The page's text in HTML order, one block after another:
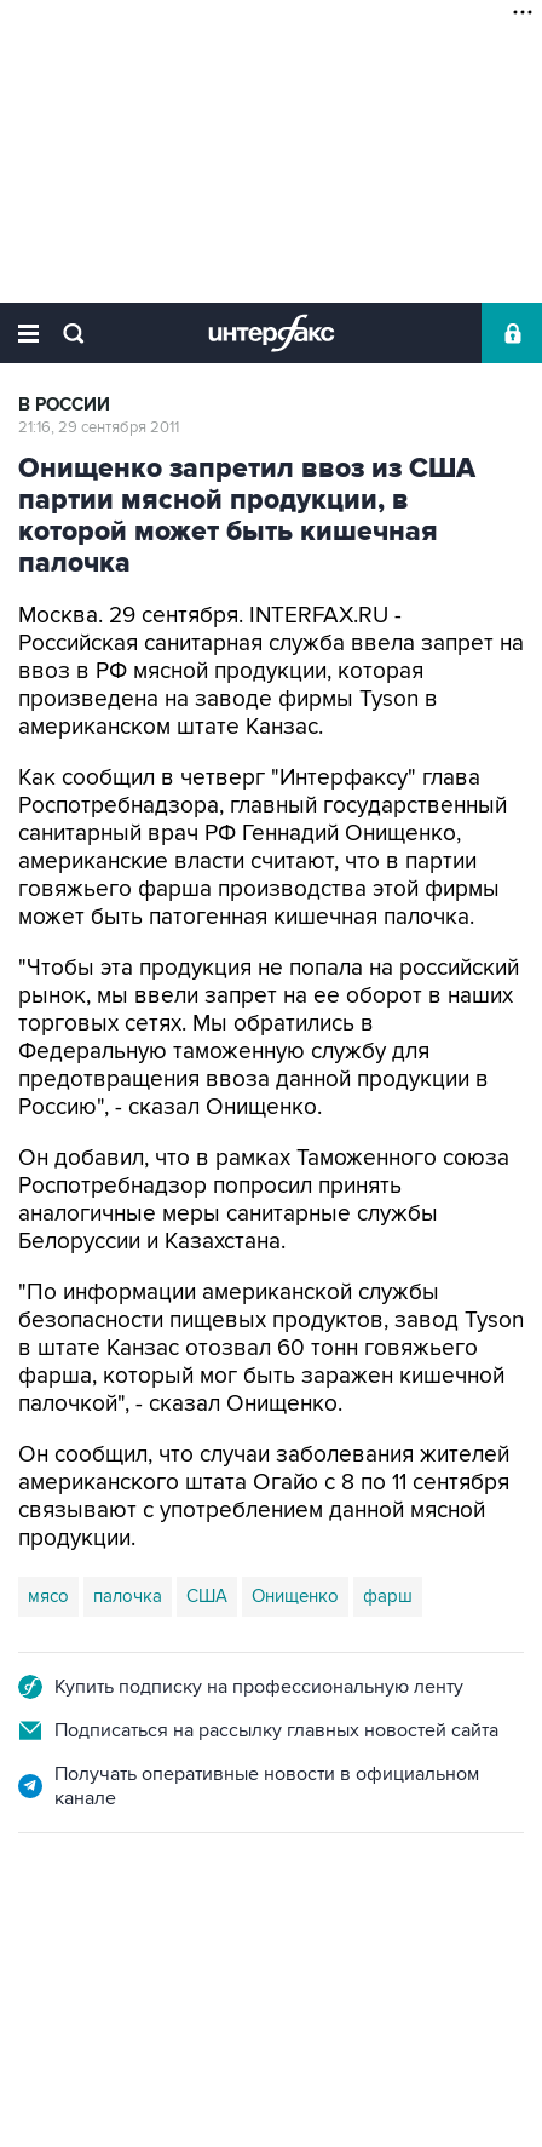
В РОССИИ
21:16, 29 сентября 2011
Онищенко запретил ввоз из США
партии мясной продукции, в
которой может быть кишечная
палочка
Москва. 29 сентября. INTERFAX.RU -
Российская санитарная служба ввела запрет на
ввоз в РФ мясной продукции, которая
произведена на заводе фирмы Tyson в
американском штате Канзас.
Как сообщил в четверг "Интерфаксу" глава
Роспотребнадзора, главный государственный
санитарный врач РФ Геннадий Онищенко,
американские власти считают, что в партии
говяжьего фарша производства этой фирмы
может быть патогенная кишечная палочка.
"Чтобы эта продукция не попала на российский
рынок, мы ввели запрет на ее оборот в наших
торговых сетях. Мы обратились в
Федеральную таможенную службу для
предотвращения ввоза данной продукции в
Россию", - сказал Онищенко.
Он добавил, что в рамках Таможенного союза
Роспотребнадзор попросил принять
аналогичные меры санитарные службы
Белоруссии и Казахстана.
"По информации американской службы
безопасности пищевых продуктов, завод Tyson
в штате Канзас отозвал 60 тонн говяжьего
фарша, который мог быть заражен кишечной
палочкой", - сказал Онищенко.
Он сообщил, что случаи заболевания жителей
американского штата Огайо с 8 по 11 сентября
связывают с употреблением данной мясной
продукции.
мясо палочка США Онищенко фарш
Купить подписку на профессиональную ленту
Подписаться на рассылку главных новостей сайта
Получать оперативные новости в официальном
канале